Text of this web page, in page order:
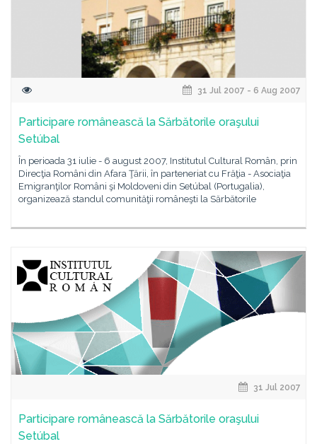
31 Jul 2007 - 6 Aug 2007
Participare românească la Sărbătorile oraşului
Setúbal
În perioada 31 iulie - 6 august 2007, Institutul Cultural Român, prin
Direcţia Români din Afara Ţării, în parteneriat cu Frăţia - Asociaţia
Emigranţilor Români şi Moldoveni din Setúbal (Portugalia),
organizează standul comunităţii româneşti la Sărbătorile
31 Jul 2007
Participare românească la Sărbătorile oraşului
Setúbal